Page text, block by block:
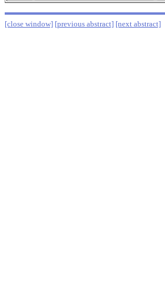
[close window] [previous abstract] [next abstract]